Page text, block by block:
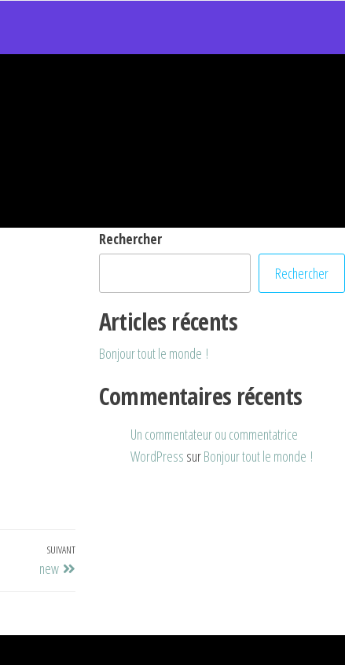
SUIVANT
new
Rechercher
Rechercher
Articles récents
Bonjour tout le monde !
Commentaires récents
Un commentateur ou commentatrice
WordPress surBonjour tout le monde !